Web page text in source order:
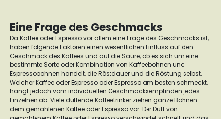
Eine Frage des Geschmacks
Da Kaffee oder Espresso vor allem eine Frage des Geschmacks ist,
haben folgende Faktoren einen wesentlichen Einfluss auf den
Geschmack des Kaffees und auf die Säure, ob es sich um eine
bestimmte Sorte oder Kombination von Kaffeebohnen und
Espressobohnen handelt, die Röstdauer und die Röstung selbst.
Welcher Kaffee oder Espresso oder Espresso am besten schmeckt,
hängt jedoch vom individuellen Geschmacksempfinden jedes
Einzelnen ab. Viele duftende Kaffeetrinker ziehen ganze Bohnen
dem gemahlenen Kaffee oder Espresso vor. Der Duft von